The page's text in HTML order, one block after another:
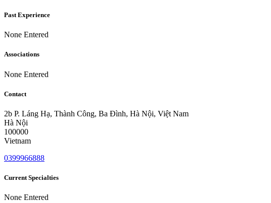
Past Experience
None Entered
Associations
None Entered
Contact
2b P. Láng Hạ, Thành Công, Ba Đình, Hà Nội, Việt Nam
Hà Nội
100000
Vietnam
0399966888
Current Specialties
None Entered